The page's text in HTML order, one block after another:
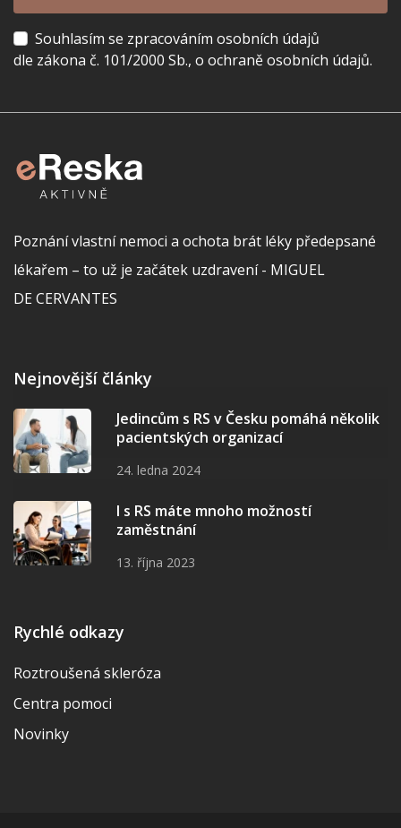
Souhlasím se zpracováním osobních údajů
dle zákona č. 101/2000 Sb., o ochraně osobních údajů.
Poznání vlastní nemoci a ochota brát léky předepsané
lékařem – to už je začátek uzdravení - MIGUEL
DE CERVANTES
Nejnovější články
Jedincům s RS v Česku pomáhá několik
pacientských organizací
24. ledna 2024
I s RS máte mnoho možností
zaměstnání
13. října 2023
Rychlé odkazy
Roztroušená skleróza
Centra pomoci
Novinky